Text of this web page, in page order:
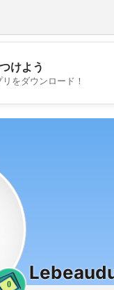
けよう
をダウンロード！
0